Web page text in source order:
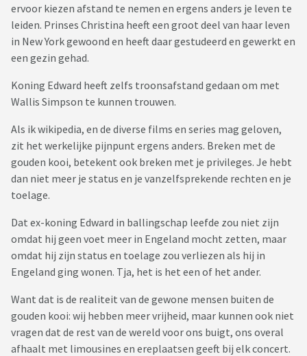
ervoor kiezen afstand te nemen en ergens anders je leven te
leiden. Prinses Christina heeft een groot deel van haar leven
in New York gewoond en heeft daar gestudeerd en gewerkt en
een gezin gehad.
Koning Edward heeft zelfs troonsafstand gedaan om met
Wallis Simpson te kunnen trouwen.
Als ik wikipedia, en de diverse films en series mag geloven,
zit het werkelijke pijnpunt ergens anders. Breken met de
gouden kooi, betekent ook breken met je privileges. Je hebt
dan niet meer je status en je vanzelfsprekende rechten en je
toelage.
Dat ex-koning Edward in ballingschap leefde zou niet zijn
omdat hij geen voet meer in Engeland mocht zetten, maar
omdat hij zijn status en toelage zou verliezen als hij in
Engeland ging wonen. Tja, het is het een of het ander.
Want dat is de realiteit van de gewone mensen buiten de
gouden kooi: wij hebben meer vrijheid, maar kunnen ook niet
vragen dat de rest van de wereld voor ons buigt, ons overal
afhaalt met limousines en ereplaatsen geeft bij elk concert.